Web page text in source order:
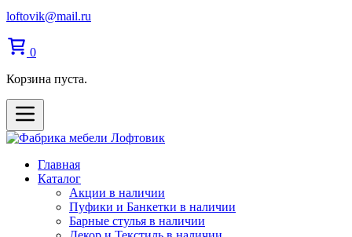
loftovik@mail.ru
0
Корзина пуста.
Главная
Каталог
Акции в наличии
Пуфики и Банкетки в наличии
Барные стулья в наличии